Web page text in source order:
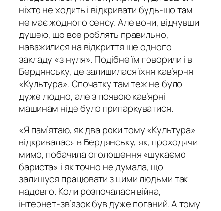
ніхто не ходить і відкривати будь-що там
не має жодного сенсу. Але вони, відчувши
душею, що все роблять правильно,
наважилися на відкриття ще одного
закладу «з нуля». Подібне їм говорили і в
Бердянську, де залишилася їхня кав’ярня
«Культура». Спочатку там теж не було
дуже людно, але з появою кав’ярні
машинам ніде було припаркуватися.
«Я пам’ятаю, як два роки тому «Культура»
відкривалася в Бердянську, як, проходячи
мимо, побачила оголошення «шукаємо
бариста» і як точно не думала, що
залишуся працювати з цими людьми так
надовго. Коли розпочалася війна,
інтернет-зв’язок був дуже поганий. А тому